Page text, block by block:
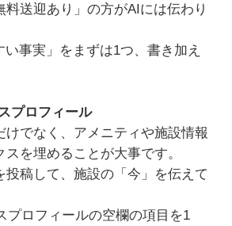
料送迎あり」の方がAIには伝わり
事実」をまずは1つ、書き加え
プロフィール
けでなく、アメニティや施設情報
を埋めることが大事です。
投稿して、施設の「今」を伝えて
プロフィールの空欄の項目を1